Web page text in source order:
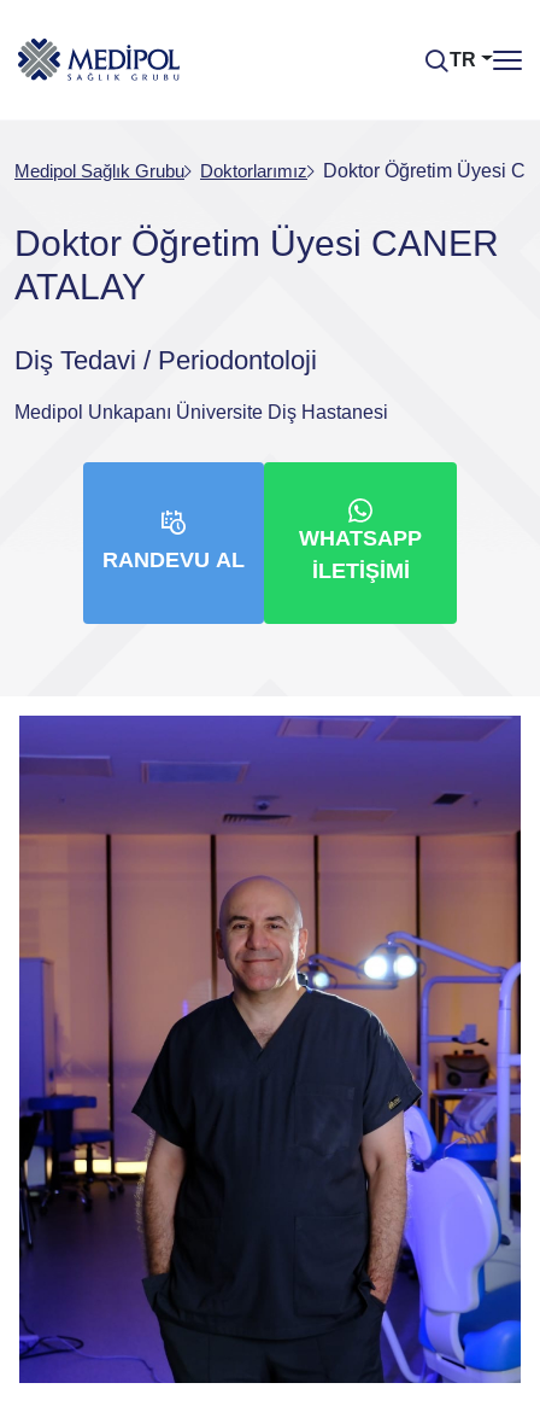
TR
Medipol Sağlık Grubu Doktorlarımız Doktor Öğretim Üyesi
Doktor Öğretim Üyesi CANER
ATALAY
Diş Tedavi / Periodontoloji
Medipol Unkapanı Üniversite Diş Hastanesi
RANDEVU AL
WHATSAPP
İLETIŞIMI